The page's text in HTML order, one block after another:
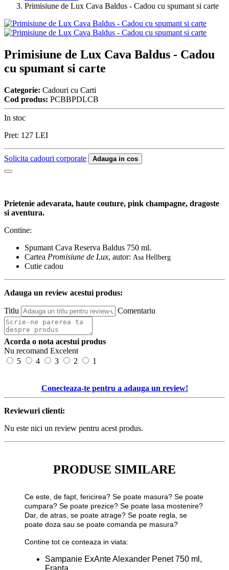
Primisiune de Lux Cava Baldus - Cadou cu spumant si carte
Primisiune de Lux Cava Baldus - Cadou
cu spumant si carte
Categorie: Cadouri cu Carti
Cod produs: PCBBPDLCB
In stoc
Pret: 127 LEI
Solicita cadouri corporate Adauga in cos
Prietenie adevarata, haute couture, pink champagne, dragoste
si aventura.
Contine:
Spumant Cava Reserva Baldus 750 ml.
Cartea Promisiune de Lux, autor: Asa Hellberg
Cutie cadou
Adauga un review acestui produs:
Titlu Comentariu
Acorda o nota acestui produs
Nu recomand Excelent
5
4 3 2 1
Conecteaza-te pentru a adauga un review!
Reviewuri clienti:
Nu este nici un review pentru acest produs.
PRODUSE SIMILARE
Ce este, de fapt, fericirea? Se poate masura? Se poate
cumpara? Se poate prezice? Se poate lasa mostenire?
Dar, de atras, se poate atrage? Se poate regla, se
poate doza sau se poate comanda pe masura?
Contine tot ce conteaza in viata:
Sampanie ExAnte Alexander Penet 750 ml,
Franta